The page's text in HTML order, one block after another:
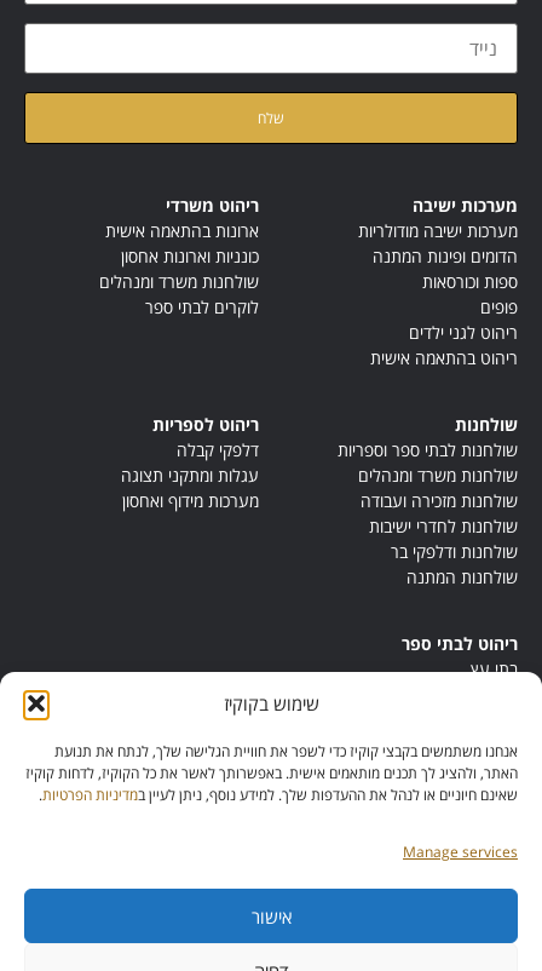
שימוש בקוקיז
אנחנו משתמשים בקבצי קוקיז כדי לשפר את חוויית הגלישה שלך, לנתח את תנועת
האתר, ולהציג לך תכנים מותאמים אישית. באפשרותך לאשר את כל הקוקיז, לדחות קוקיז
שאינם חיוניים או לנהל את ההעדפות שלך. למידע נוסף, ניתן לעיין במדיניות הפרטיות.
Manage services
אישור
מערכות ישיבה
מערכות ישיבה מודולריות
הדומים ופינות המתנה
ספות וכורסאות
פופים
ריהוט לגני ילדים
ריהוט בהתאמה אישית
ריהוט משרדי
ארונות בהתאמה אישית
כונניות וארונות אחסון
שולחנות משרד ומנהלים
לוקרים לבתי ספר
שולחנות
שולחנות לבתי ספר וספריות
שולחנות משרד ומנהלים
שולחנות מזכירה ועבודה
שולחנות לחדרי ישיבות
שולחנות ודלפקי בר
שולחנות המתנה
ריהוט לספריות
דלפקי קבלה
עגלות ומתקני תצוגה
מערכות מידוף ואחסון
ריהוט לבתי ספר
בתי עץ
ריהוט מונטסורי
ריהוט אנתרופוסופי
מס’ ספק: